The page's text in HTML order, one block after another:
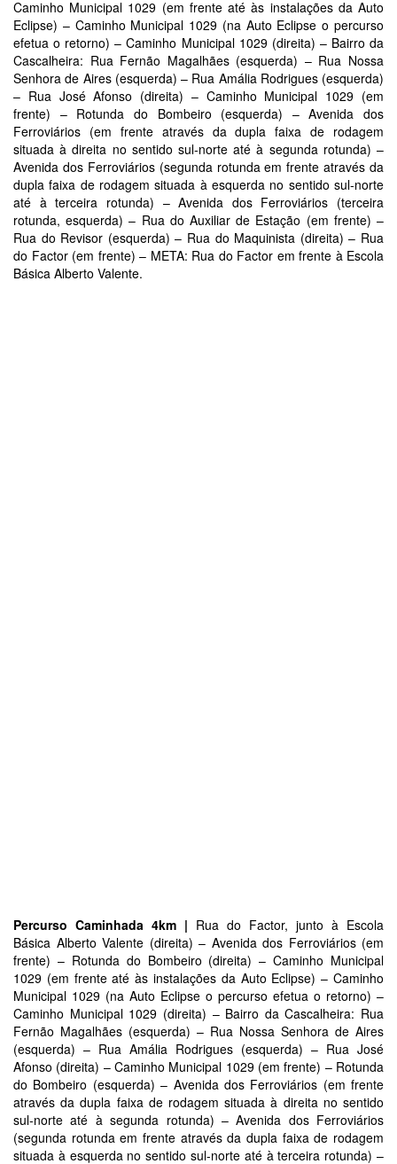
Caminho Municipal 1029 (em frente até às instalações da Auto
Eclipse) – Caminho Municipal 1029 (na Auto Eclipse o percurso
efetua o retorno) – Caminho Municipal 1029 (direita) – Bairro da
Cascalheira: Rua Fernão Magalhães (esquerda) – Rua Nossa
Senhora de Aires (esquerda) – Rua Amália Rodrigues (esquerda)
– Rua José Afonso (direita) – Caminho Municipal 1029 (em
frente) – Rotunda do Bombeiro (esquerda) – Avenida dos
Ferroviários (em frente através da dupla faixa de rodagem
situada à direita no sentido sul-norte até à segunda rotunda) –
Avenida dos Ferroviários (segunda rotunda em frente através da
dupla faixa de rodagem situada à esquerda no sentido sul-norte
até à terceira rotunda) – Avenida dos Ferroviários (terceira
rotunda, esquerda) – Rua do Auxiliar de Estação (em frente) –
Rua do Revisor (esquerda) – Rua do Maquinista (direita) – Rua
do Factor (em frente) – META: Rua do Factor em frente à Escola
Básica Alberto Valente.
Percurso Caminhada 4km | Rua do Factor, junto à Escola
Básica Alberto Valente (direita) – Avenida dos Ferroviários (em
frente) – Rotunda do Bombeiro (direita) – Caminho Municipal
1029 (em frente até às instalações da Auto Eclipse) – Caminho
Municipal 1029 (na Auto Eclipse o percurso efetua o retorno) –
Caminho Municipal 1029 (direita) – Bairro da Cascalheira: Rua
Fernão Magalhães (esquerda) – Rua Nossa Senhora de Aires
(esquerda) – Rua Amália Rodrigues (esquerda) – Rua José
Afonso (direita) – Caminho Municipal 1029 (em frente) – Rotunda
do Bombeiro (esquerda) – Avenida dos Ferroviários (em frente
através da dupla faixa de rodagem situada à direita no sentido
sul-norte até à segunda rotunda) – Avenida dos Ferroviários
(segunda rotunda em frente através da dupla faixa de rodagem
situada à esquerda no sentido sul-norte até à terceira rotunda) –